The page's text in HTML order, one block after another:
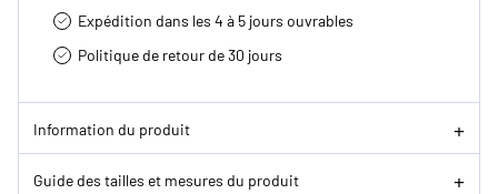
Expédition dans les 4 à 5 jours ouvrables
Politique de retour de 30 jours
Information du produit
Guide des tailles et mesures du produit